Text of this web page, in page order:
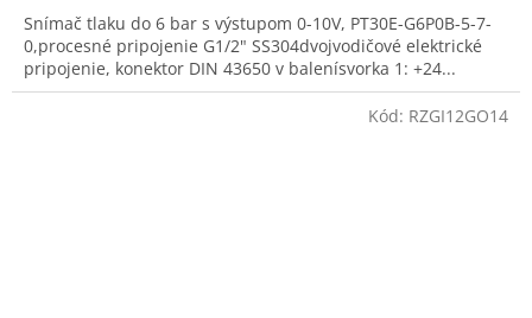
Snímač tlaku do 6 bar s výstupom 0-10V, PT30E-G6P0B-5-7-
0,procesné pripojenie G1/2" SS304dvojvodičové elektrické
pripojenie, konektor DIN 43650 v balenísvorka 1: +24...
Kód: RZGI12GO14